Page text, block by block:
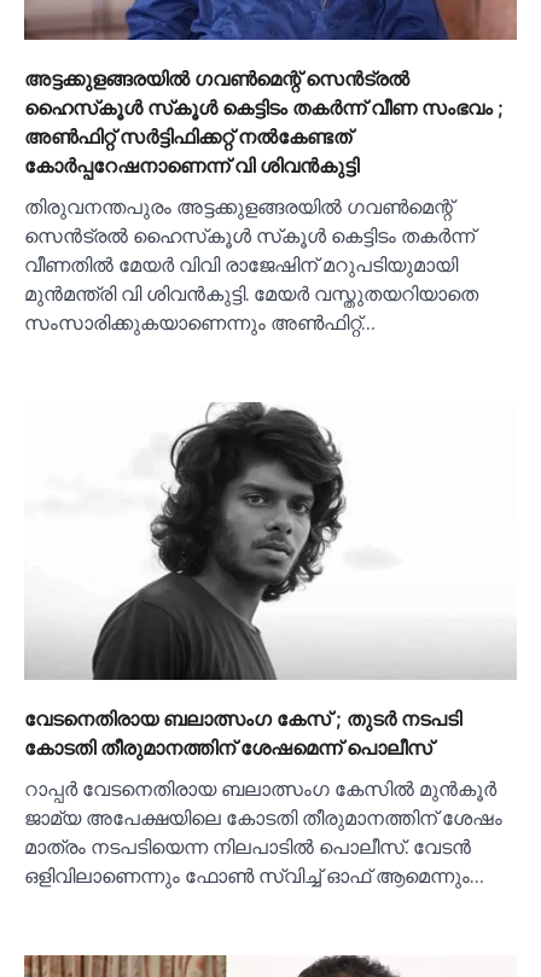
അട്ടക്കുളങ്ങരയില്‍ ഗവണ്‍മെന്റ് സെന്‍ട്രല്‍
ഹൈസ്‌കൂള്‍ സ്‌കൂള്‍ കെട്ടിടം തകര്‍ന്ന് വീണ സംഭവം ;
അണ്‍ഫിറ്റ് സര്‍ട്ടിഫിക്കറ്റ് നല്‍കേണ്ടത്
കോര്‍പ്പറേഷനാണെന്ന് വി ശിവന്‍കുട്ടി
തിരുവനന്തപുരം അട്ടക്കുളങ്ങരയില്‍ ഗവണ്‍മെന്റ്
സെന്‍ട്രല്‍ ഹൈസ്‌കൂള്‍ സ്‌കൂള്‍ കെട്ടിടം തകര്‍ന്ന്
വീണതില്‍ മേയര്‍ വിവി രാജേഷിന് മറുപടിയുമായി
മുന്‍മന്ത്രി വി ശിവന്‍കുട്ടി. മേയര്‍ വസ്തുതയറിയാതെ
സംസാരിക്കുകയാണെന്നും അണ്‍ഫിറ്റ്…
വേടനെതിരായ ബലാത്സംഗ കേസ് ; തുടര്‍ നടപടി
കോടതി തീരുമാനത്തിന് ശേഷമെന്ന് പൊലീസ്
റാപ്പർ വേടനെതിരായ ബലാത്സംഗ കേസില്‍ മുൻകൂർ
ജാമ്യ അപേക്ഷയിലെ കോടതി തീരുമാനത്തിന് ശേഷം
മാത്രം നടപടിയെന്ന നിലപാടില്‍ പൊലീസ്. വേടൻ
ഒളിവിലാണെന്നും ഫോണ്‍ സ്വിച്ച്‌ ഓഫ് ആമെന്നും…